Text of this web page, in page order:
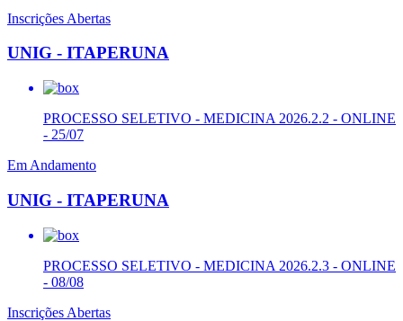
Inscrições Abertas
UNIG - ITAPERUNA
PROCESSO SELETIVO - MEDICINA 2026.2.2 - ONLINE
- 25/07
Em Andamento
UNIG - ITAPERUNA
PROCESSO SELETIVO - MEDICINA 2026.2.3 - ONLINE
- 08/08
Inscrições Abertas